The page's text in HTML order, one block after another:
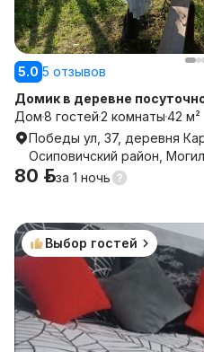
5.0 5 отзывов
Домик в деревне
Дом8 гостей2 комнаты42 м²
Победы ул, 37, деревня
Осиповичский район,
80 р.за 1 ночь
Выбор гостей